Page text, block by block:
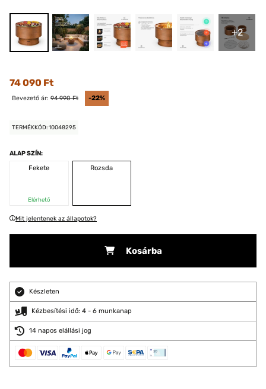
+2
74 090 Ft
Bevezető ár: 94 990 Ft -22%
TERMÉKKÓD: 10048295
ALAP SZÍN:
Fekete
Elérhető
Rozsda
Mit jelentenek az állapotok?
Kosárba
Készleten
Kézbesítési idő: 4 - 6 munkanap
14 napos elállási jog